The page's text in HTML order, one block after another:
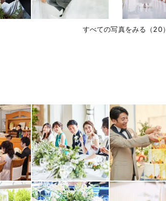
すべての写真をみる（20）